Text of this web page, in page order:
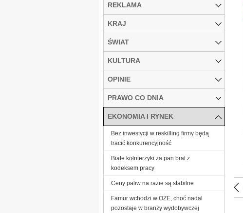
REKLAMA
KRAJ
ŚWIAT
KULTURA
OPINIE
PRAWO CO DNIA
EKONOMIA I RYNEK
Bez inwestycji w reskilling firmy będą
tracić konkurencyjność
Białe kołnierzyki za pan brat z
kodeksem pracy
Ceny paliw na razie są stabilne
Famur wchodzi w OZE, choć nadal
pozostaje w branży wydobywczej